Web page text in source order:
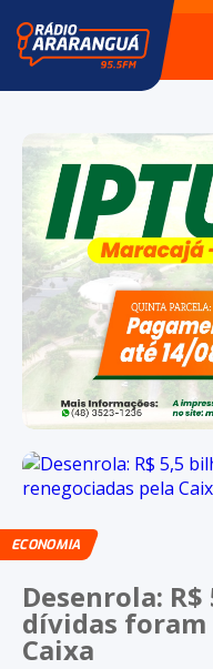
ECONOMIA
Desenrola:
dívidas foram
Caixa